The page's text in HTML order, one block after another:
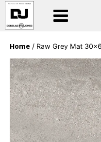
Home / Raw Grey Mat